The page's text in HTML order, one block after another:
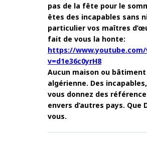
pas de la fête pour le
êtes des incapables sans
particulier vos maîtres
fait de vous la honte:
https://
v=d1e36c0yrH8
Aucun maison ou bâtiment
algérienne. Des
vous donnez des
envers d’autres pays. Que
vous.